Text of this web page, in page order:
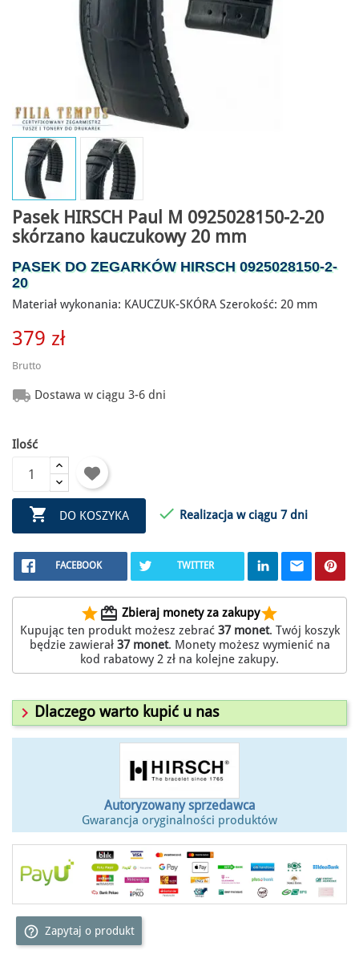
Pasek HIRSCH Paul M 0925028150-2-20
skórzano kauczukowy 20 mm
PASEK DO ZEGARKÓW HIRSCH0925028150-2-
20
Materiał wykonania: KAUCZUK-SKÓRA Szerokość: 20 mm
379 zł
Brutto
 Dostawa w ciągu 3-6 dni
Ilość
 DO KOSZYKA  Realizacja w ciągu 7 dni
FACEBOOK TWITTER
starredeem Zbieraj monety za zakupystar
Kupując ten produkt możesz zebrać 37monet. Twój koszyk
będzie zawierał 37monet. Monety możesz wymienić na
kod rabatowy 2 zł na kolejne zakupy.
 Dlaczego warto kupić u nas
Autoryzowany sprzedawca
Gwarancja oryginalności produktów
help_outline Zapytaj o produkt